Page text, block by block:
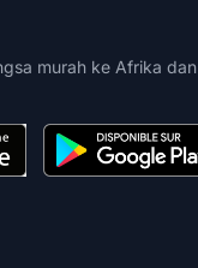
murah ke Afrika dan